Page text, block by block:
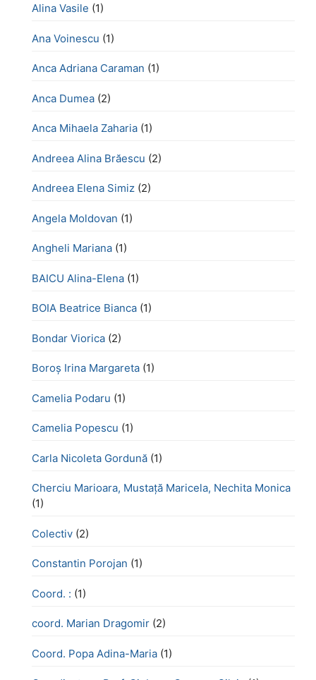
Alina Vasile (1)
Ana Voinescu (1)
Anca Adriana Caraman (1)
Anca Dumea (2)
Anca Mihaela Zaharia (1)
Andreea Alina Brăescu (2)
Andreea Elena Simiz (2)
Angela Moldovan (1)
Angheli Mariana (1)
BAICU Alina-Elena (1)
BOIA Beatrice Bianca (1)
Bondar Viorica (2)
Boroş Irina Margareta (1)
Camelia Podaru (1)
Camelia Popescu (1)
Carla Nicoleta Gordună (1)
Cherciu Marioara, Mustață Maricela, Nechita Monica
(1)
Colectiv (2)
Constantin Porojan (1)
Coord. : (1)
coord. Marian Dragomir (2)
Coord. Popa Adina-Maria (1)